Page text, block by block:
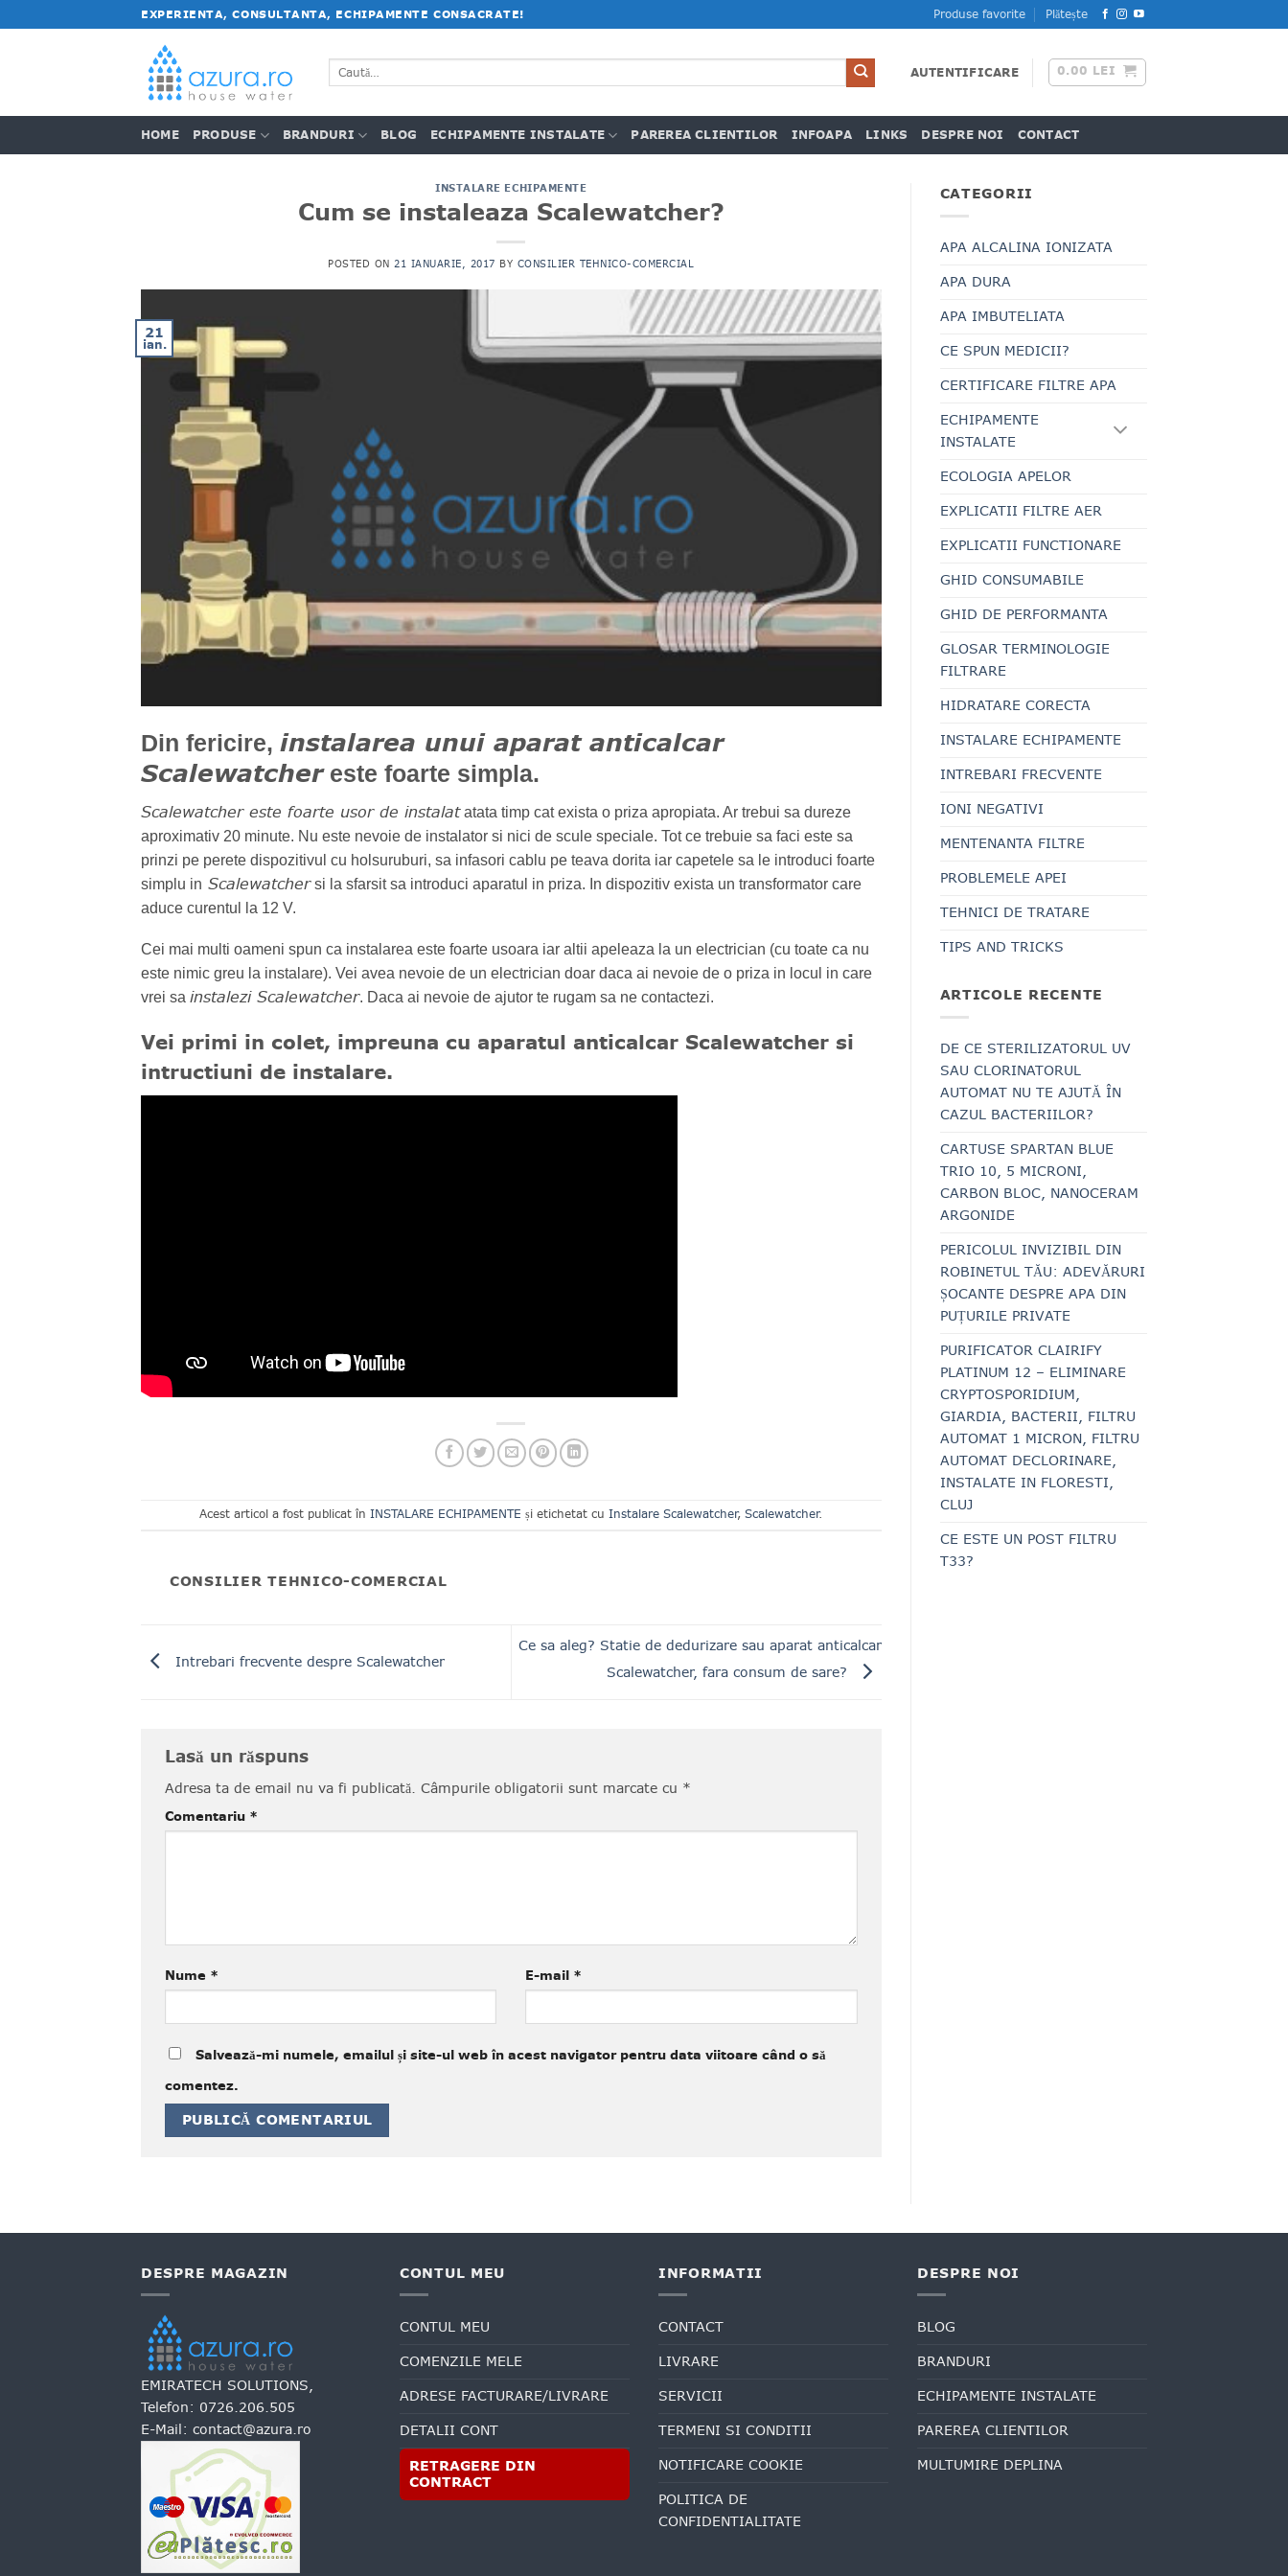
la
EXPERIENTA, CONSULTANTA, ECHIPAMENTE CONSACRATE! Produse favorite Plătește
Caută
după:
AUTENTIFICARE 0.00 LEI
HOME PRODUSE BRANDURI BLOG ECHIPAMENTE INSTALATE PAREREA CLIENTILOR INFOAPA LINKS DESPRE NOI CONTACT
INSTALARE ECHIPAMENTE
Cum se instaleaza Scalewatcher?
POSTED ON21 IANUARIE, 2017 BY CONSILIER TEHNICO-COMERCIAL
21
ian.
Din fericire, instalarea unui aparat anticalcar
Scalewatchereste foarte simpla.
Scalewatcher este foarte usor de instalatatata timp cat exista o priza apropiata. Ar trebui sa dureze
aproximativ 20 minute. Nu este nevoie de instalator si nici de scule speciale. Tot ce trebuie sa faci este sa
prinzi pe perete dispozitivul cu holsuruburi, sa infasori cablu pe teava dorita iar capetele sa le introduci foarte
simplu in Scalewatchersi la sfarsit sa introduci aparatul in priza. In dispozitiv exista un transformator care
aduce curentul la 12 V.
Cei mai multi oameni spun ca instalarea este foarte usoara iar altii apeleaza la un electrician (cu toate ca nu
este nimic greu la instalare). Vei avea nevoie de un electrician doar daca ai nevoie de o priza in locul in care
vrei sa instalezi Scalewatcher. Daca ai nevoie de ajutor te rugam sa ne contactezi.
Vei primi in colet, impreuna cu aparatul anticalcar Scalewatcher si
intructiuni de instalare.
Acest articol a fost publicat înINSTALARE ECHIPAMENTE și etichetat cuInstalare Scalewatcher,Scalewatcher.
CONSILIER TEHNICO-COMERCIAL
Intrebari frecvente despre Scalewatcher
Ce sa aleg? Statie de dedurizare sau aparat anticalcar
Scalewatcher, fara consum de sare?
Lasă un răspuns
Adresa ta de email nu va fi publicată. Câmpurile obligatorii sunt marcate cu *
Comentariu *
Nume * E-mail *
Salvează-mi numele, emailul și site-ul web în acest navigator pentru data viitoare când o să
comentez.
CATEGORII
APA ALCALINA IONIZATA
APA DURA
APA IMBUTELIATA
CE SPUN MEDICII?
CERTIFICARE FILTRE APA
ECHIPAMENTE
INSTALATE
ECOLOGIA APELOR
EXPLICATII FILTRE AER
EXPLICATII FUNCTIONARE
GHID CONSUMABILE
GHID DE PERFORMANTA
GLOSAR TERMINOLOGIE
FILTRARE
HIDRATARE CORECTA
INSTALARE ECHIPAMENTE
INTREBARI FRECVENTE
IONI NEGATIVI
MENTENANTA FILTRE
PROBLEMELE APEI
TEHNICI DE TRATARE
TIPS AND TRICKS
ARTICOLE RECENTE
DE CE STERILIZATORUL UV
SAU CLORINATORUL
AUTOMAT NU TE AJUTĂ ÎN
CAZUL BACTERIILOR?
CARTUSE SPARTAN BLUE
TRIO 10, 5 MICRONI,
CARBON BLOC, NANOCERAM
ARGONIDE
PERICOLUL INVIZIBIL DIN
ROBINETUL TĂU: ADEVĂRURI
ȘOCANTE DESPRE APA DIN
PUȚURILE PRIVATE
PURIFICATOR CLAIRIFY
PLATINUM 12 – ELIMINARE
CRYPTOSPORIDIUM,
GIARDIA, BACTERII, FILTRU
AUTOMAT 1 MICRON, FILTRU
AUTOMAT DECLORINARE,
INSTALATE IN FLORESTI,
CLUJ
CE ESTE UN POST FILTRU
T33?
DESPRE MAGAZIN
EMIRATECH SOLUTIONS,
Telefon: 0726.206.505
E-Mail: contact@azura.ro
CONTUL MEU
CONTUL MEU
COMENZILE MELE
ADRESE FACTURARE/LIVRARE
DETALII CONT
RETRAGERE DIN
CONTRACT
INFORMATII
CONTACT
LIVRARE
SERVICII
TERMENI SI CONDITII
NOTIFICARE COOKIE
POLITICA DE
CONFIDENTIALITATE
DESPRE NOI
BLOG
BRANDURI
ECHIPAMENTE INSTALATE
PAREREA CLIENTILOR
MULTUMIRE DEPLINA